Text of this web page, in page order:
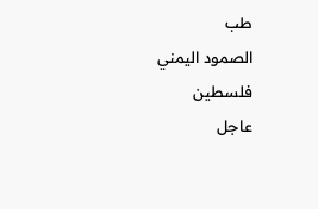
طب
الصمود اليمني
فلسطين
عاجل